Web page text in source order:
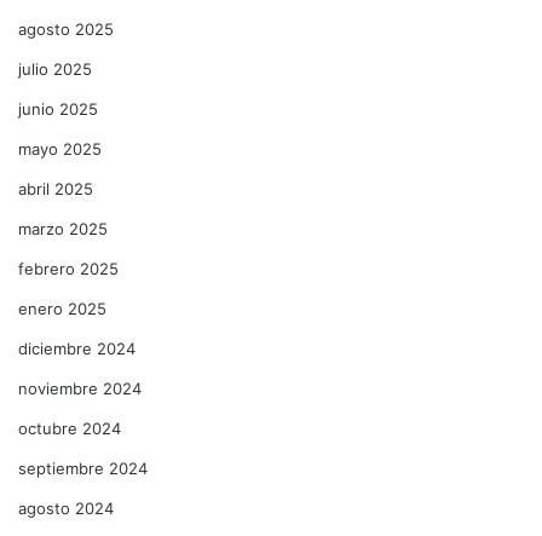
agosto 2025
julio 2025
junio 2025
mayo 2025
abril 2025
marzo 2025
febrero 2025
enero 2025
diciembre 2024
noviembre 2024
octubre 2024
septiembre 2024
agosto 2024